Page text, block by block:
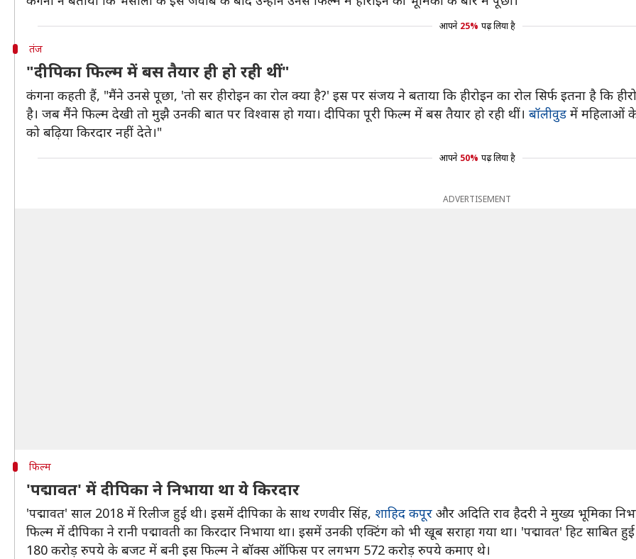
आपने 25% पढ़ लिया है
तंज
"दीपिका फिल्म में बस तैयार ही हो रही थीं"
कंगना कहती हैं, "मैंने उनसे पूछा, 'तो सर हीरोइन का रोल क्या है?' इस पर संजय ने बताया कि हीरोइन का रोल सिर्फ इतना है कि
है। जब मैंने फिल्म देखी तो मुझै उनकी बात पर विश्वास हो गया। दीपिका पूरी फिल्म में बस तैयार हो रही थीं। बॉलीवुड में महिलाओं
को बढ़िया किरदार नहीं देते।"
आपने 50% पढ़ लिया है
ADVERTISEMENT
फिल्म
'पद्मावत' में दीपिका ने निभाया था ये किरदार
'पद्मावत' साल 2018 में रिलीज हुई थी। इसमें दीपिका के साथ रणवीर सिंह, शाहिद कपूर और अदिति राव हैदरी ने मुख्य भूमिका
फिल्म में दीपिका ने रानी पद्मावती का किरदार निभाया था। इसमें उनकी एक्टिंग को भी खूब सराहा गया था। 'पद्मावत' हिट साबित हुई
180 करोड़ रुपये के बजट में बनी इस फिल्म ने बॉक्स ऑफिस पर लगभग 572 करोड़ रुपये कमाए थे।